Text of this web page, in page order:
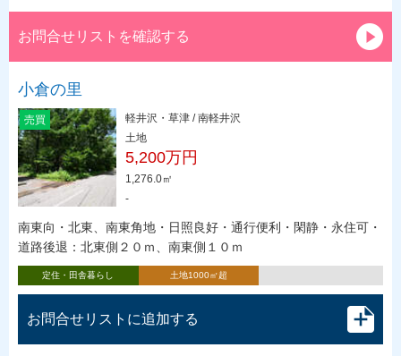
お問合せリストを確認する
小倉の里
売買
軽井沢・草津 / 南軽井沢
土地
5,200万円
1,276.0㎡
-
南東向・北東、南東角地・日照良好・通行便利・閑静・永住可・
道路後退：北東側２０ｍ、南東側１０ｍ
定住・田舎暮らし 土地1000㎡超
お問合せリストに追加する